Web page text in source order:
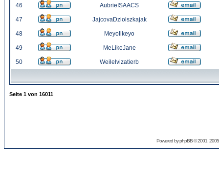
46 AubrieISAACS
47 JajcovaDziolszkajak
48 Meyolikeyo
49 MeLikeJane
50 Weilelvizatierb
Seite 1 von 16011
Powered byphpBB© 2001,